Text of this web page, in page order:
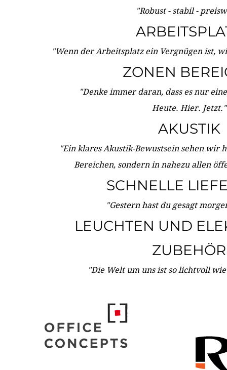
"Robust - stabil -
"Wenn der Arbeitsplatz ein Vergnügen ist,
ZONEN
"Denke immer daran, dass es nur
Heute. Hier. Jetzt."
AKUSTIK
"Ein klares Akustik-Bewustsein sehen wir
Bereichen, sondern in nahezu allen
SCHNELLE
"Gestern hast du gesagt
LEUCHTEN UND
ZUBEHÖR
"Die Welt um uns ist so lichtvoll